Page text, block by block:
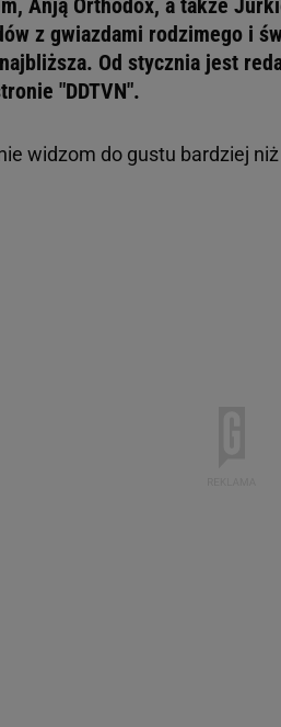
Anją Orthodox, a także
z gwiazdami rodzimego i
Od stycznia jest
"DDTVN".
widzom do gustu bardziej